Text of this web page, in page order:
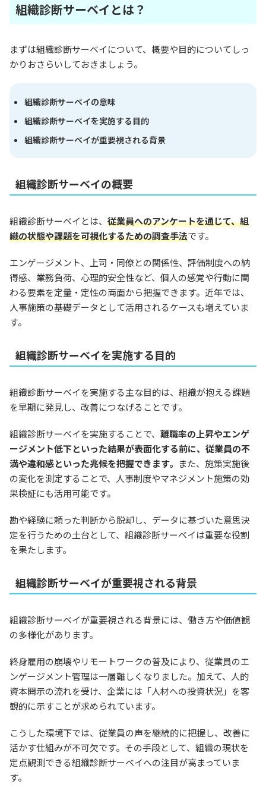
組織診断サーベイとは？
まずは組織診断サーベイについて、概要や目的についてしっ
かりおさらいしておきましょう。
組織診断サーベイの意味
組織診断サーベイを実施する目的
組織診断サーベイが重要視される背景
組織診断サーベイの概要
組織診断サーベイとは、 従業員へのアンケートを通じて、組
織の状態や課題を可視化するための調査手法です。
エンゲージメント、上司・同僚との関係性、評価制度への納
得感、業務負荷、心理的安全性など、個人の感覚や行動に関
わる要素を定量・定性の両面から把握できます。近年では、
人事施策の基礎データとして活用されるケースも増えていま
す。
組織診断サーベイを実施する目的
組織診断サーベイを実施する主な目的は、組織が抱える課題
を早期に発見し、改善につなげることです。
組織診断サーベイを実施することで、 離職率の上昇やエンゲ
ージメント低下といった結果が表面化する前に、従業員の不
満や違和感といった兆候を把握できます。 また、施策実施後
の変化を測定することで、人事制度やマネジメント施策の効
果検証にも活用可能です。
勘や経験に頼った判断から脱却し、データに基づいた意思決
定を行うための土台として、組織診断サーベイは重要な役割
を果たします。
組織診断サーベイが重要視される背景
組織診断サーベイが重要視される背景には、働き方や価値観
の多様化があります。
終身雇用の崩壊やリモートワークの普及により、従業員のエ
ンゲージメント管理は一層難しくなりました。加えて、人的
資本開示の流れを受け、企業には「人材への投資状況」を客
観的に示すことが求められています。
こうした環境下では、従業員の声を継続的に把握し、改善に
活かす仕組みが不可欠です。その手段として、組織の現状を
定点観測できる組織診断サーベイへの注目が高まっていま
す。